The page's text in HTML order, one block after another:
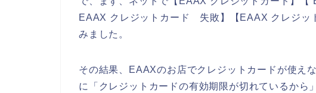
EAAX クレジットカード 失敗】【EAAX クレジ
みました。
その結果、EAAXのお店でクレジットカードが使え
に「クレジットカードの有効期限が切れているから